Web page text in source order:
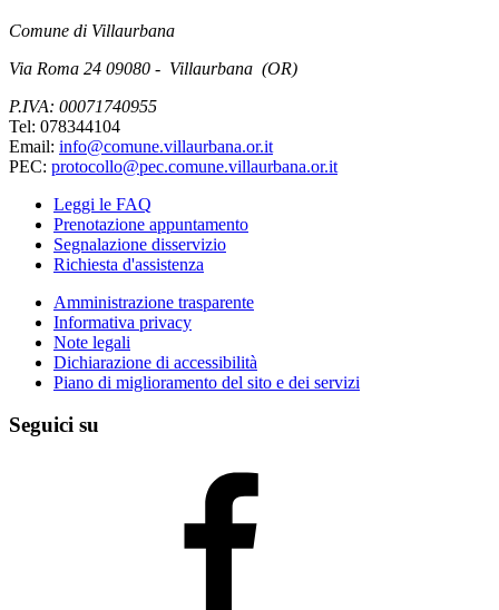
Comune di Villaurbana
Via Roma 24 09080 - Villaurbana (OR)
P.IVA: 00071740955
Tel: 078344104
Email: info@comune.villaurbana.or.it
PEC: protocollo@pec.comune.villaurbana.or.it
Leggi le FAQ
Prenotazione appuntamento
Segnalazione disservizio
Richiesta d'assistenza
Amministrazione trasparente
Informativa privacy
Note legali
Dichiarazione di accessibilità
Piano di miglioramento del sito e dei servizi
Seguici su